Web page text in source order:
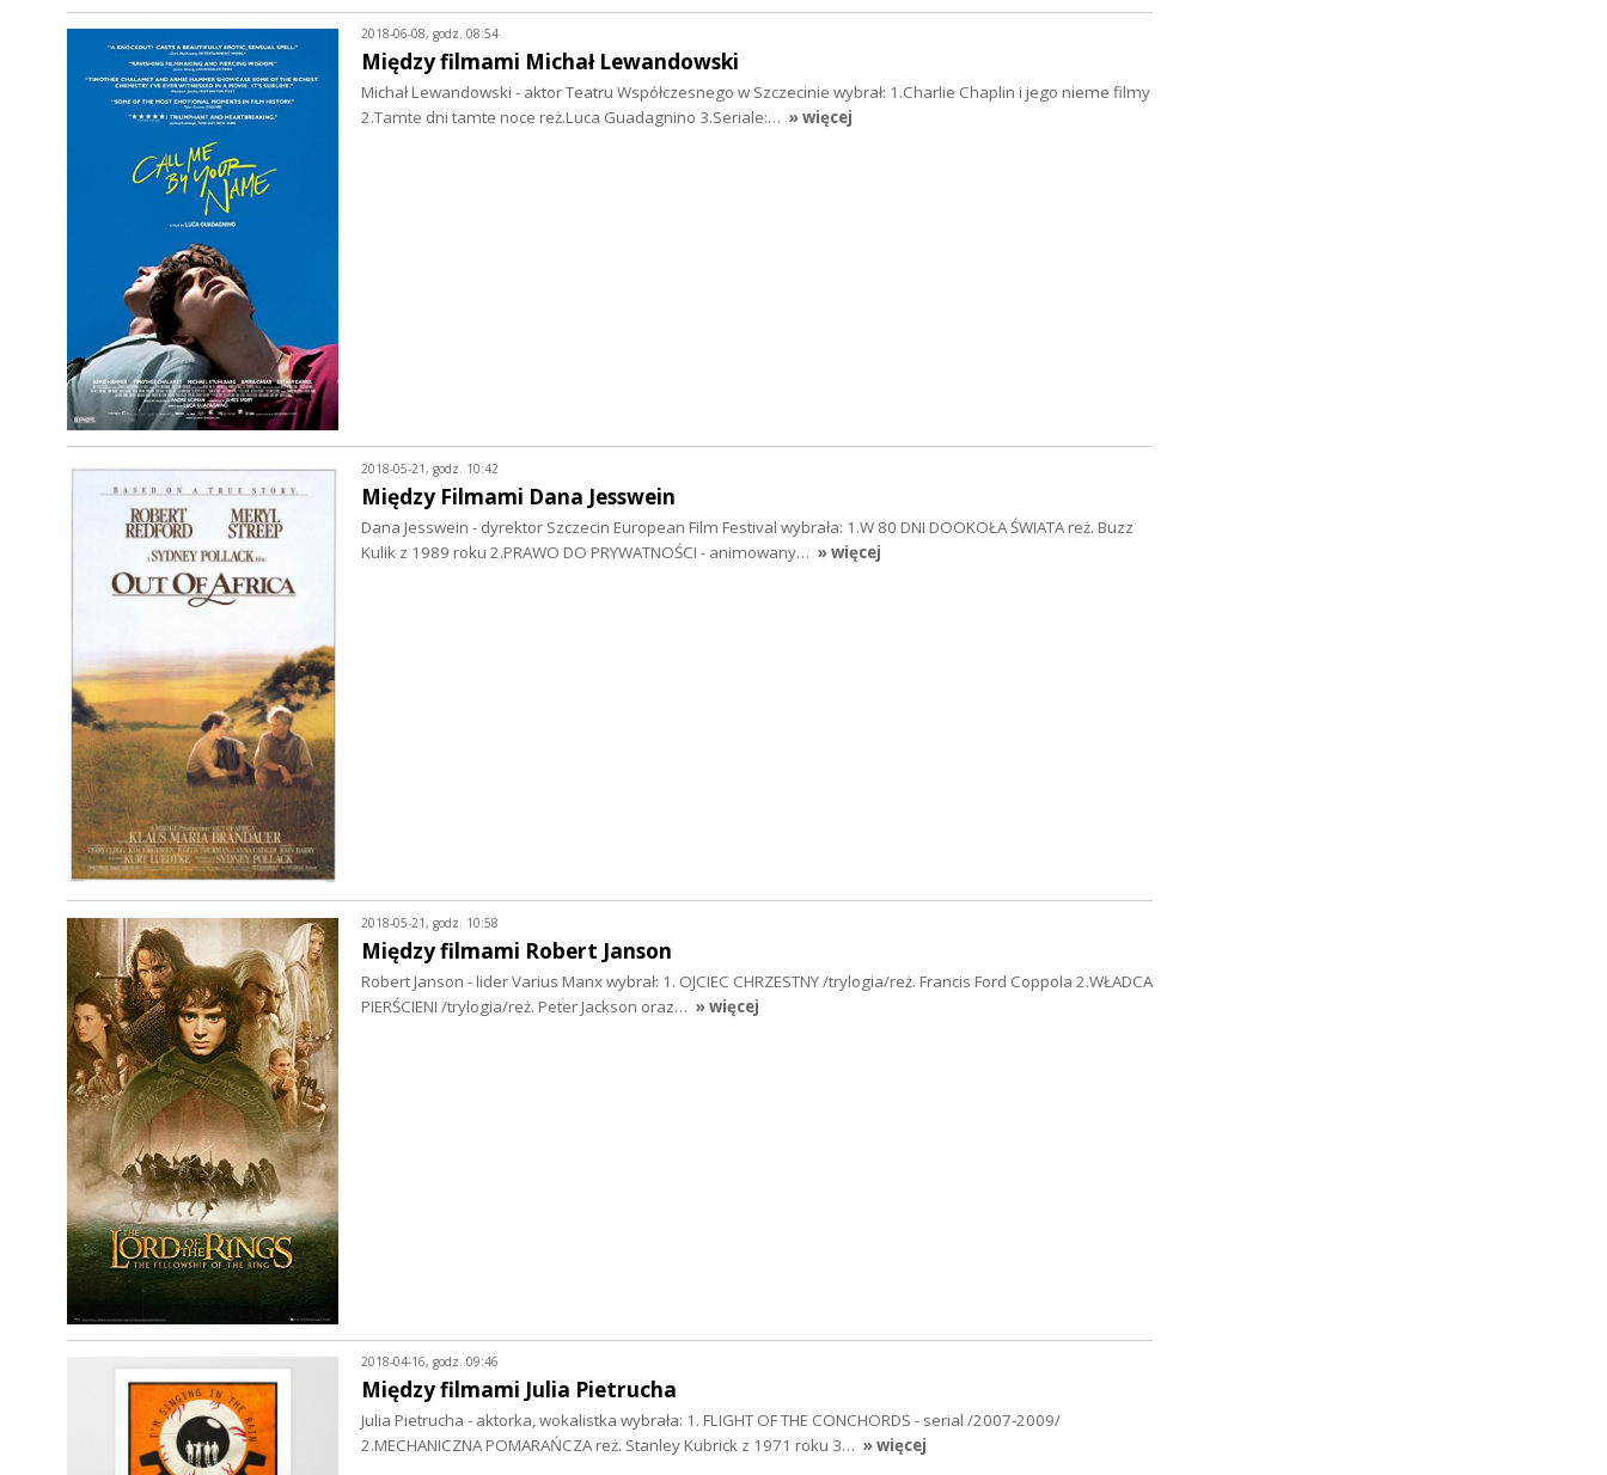
2018-06-08, godz. 08:54
Między filmami Michał Lewandowski
Michał Lewandowski - aktor Teatru Współczesnego w Szczecinie wybrał: 1.Charlie Chaplin i jego nieme filmy
2.Tamte dni tamte noce reż.Luca Guadagnino 3.Seriale:… » więcej
2018-05-21, godz. 10:42
Między Filmami Dana Jesswein
Dana Jesswein - dyrektor Szczecin European Film Festival wybrała: 1.W 80 DNI DOOKOŁA ŚWIATA reż. Buzz
Kulik z 1989 roku 2.PRAWO DO PRYWATNOŚCI - animowany… » więcej
2018-05-21, godz. 10:58
Między filmami Robert Janson
Robert Janson - lider Varius Manx wybrał: 1. OJCIEC CHRZESTNY /trylogia/reż. Francis Ford Coppola 2.WŁADCA
PIERŚCIENI /trylogia/reż. Peter Jackson oraz… » więcej
2018-04-16, godz. 09:46
Między filmami Julia Pietrucha
Julia Pietrucha - aktorka, wokalistka wybrała: 1. FLIGHT OF THE CONCHORDS - serial /2007-2009/
2.MECHANICZNA POMARAŃCZA reż. Stanley Kubrick z 1971 roku 3… » więcej